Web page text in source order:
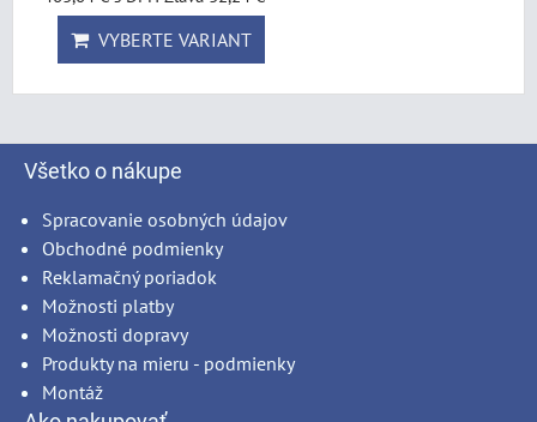
VYBERTE VARIANT
Všetko o nákupe
Spracovanie osobných údajov
Obchodné podmienky
Reklamačný poriadok
Možnosti platby
Možnosti dopravy
Produkty na mieru - podmienky
Montáž